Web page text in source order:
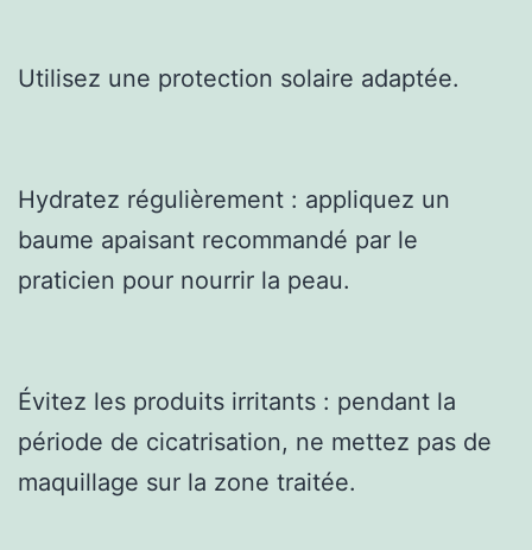
Utilisez une protection solaire adaptée.
Hydratez régulièrement : appliquez un
baume apaisant recommandé par le
praticien pour nourrir la peau.
Évitez les produits irritants : pendant la
période de cicatrisation, ne mettez pas de
maquillage sur la zone traitée.